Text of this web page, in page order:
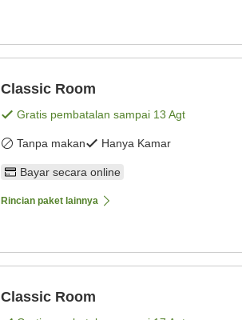
Classic Room
Gratis pembatalan sampai 13 Agt
Tanpa makan Hanya Kamar
Bayar secara online
Rincian paket lainnya
Classic Room